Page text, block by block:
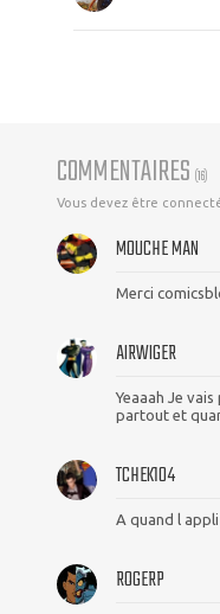
COMMENTAIRES (16)
Vous devez être
MOUCHE MAN
Merci
AIRWIGER
Yeaaah Je
partout et
TCHEK104
A quand l
ROGERP